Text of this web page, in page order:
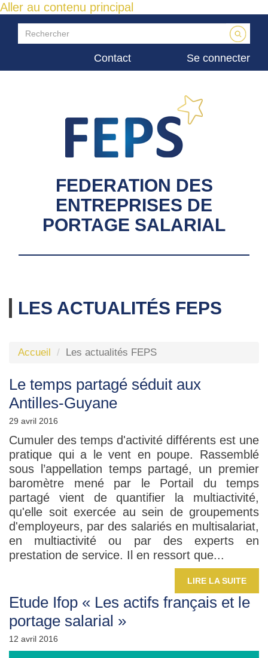
Aller au contenu principal
Contact Se connecter
FEDERATION DES
ENTREPRISES DE
PORTAGE SALARIAL
LES ACTUALITÉS FEPS
Accueil Les actualités FEPS
Le temps partagé séduit aux
Antilles-Guyane
29 avril 2016
​Cumuler des temps d'activité différents est une
pratique qui a le vent en poupe. Rassemblé
sous l’appellation temps partagé, un premier
baromètre mené par le Portail du temps
partagé vient de quantifier la multiactivité,
qu'elle soit exercée au sein de groupements
d'employeurs, par des salariés en multisalariat,
en multiactivité ou par des experts en
prestation de service. Il en ressort que...
LIRE LA SUITE
Etude Ifop « Les actifs français et le
portage salarial »
12 avril 2016